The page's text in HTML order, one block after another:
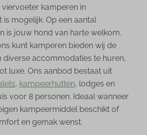
kamperen in
is mogelijk. Op een aantal
is jouw hond van harte welkom.
kunt kamperen bieden wij de
diverse accommodaties te huren,
luxe. Ons aanbod bestaat uit
, kampeerhutten, lodges en
voor 8 personen. Ideaal wanneer
kampeermiddel beschikt of
en gemak wenst.